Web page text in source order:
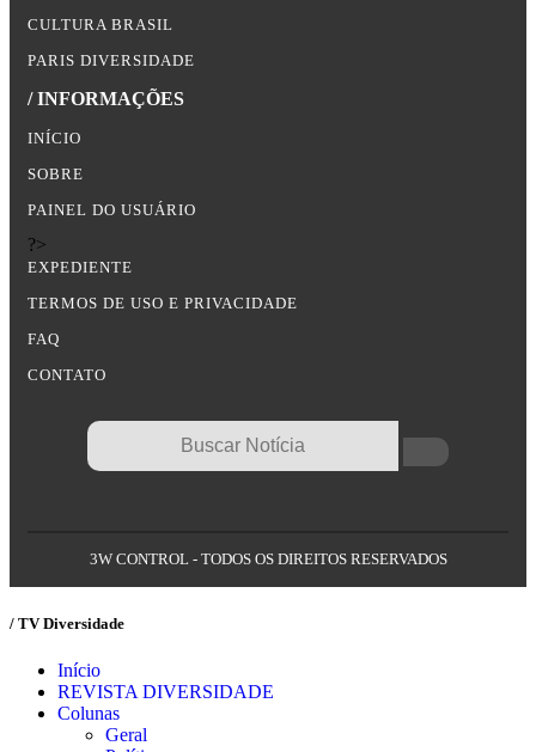
CULTURA BRASIL
PARIS DIVERSIDADE
/ INFORMAÇÕES
INÍCIO
SOBRE
PAINEL DO USUÁRIO
?>
EXPEDIENTE
TERMOS DE USO E PRIVACIDADE
FAQ
CONTATO
3W CONTROL - TODOS OS DIREITOS RESERVADOS
/ TV Diversidade
Início
REVISTA DIVERSIDADE
Colunas
Geral